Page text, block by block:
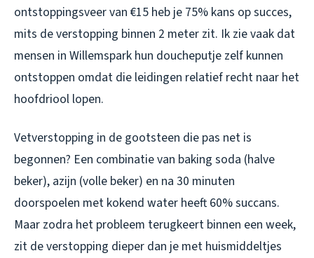
ontstoppingsveer van €15 heb je 75% kans op succes,
mits de verstopping binnen 2 meter zit. Ik zie vaak dat
mensen in Willemspark hun doucheputje zelf kunnen
ontstoppen omdat die leidingen relatief recht naar het
hoofdriool lopen.
Vetverstopping in de gootsteen die pas net is
begonnen? Een combinatie van baking soda (halve
beker), azijn (volle beker) en na 30 minuten
doorspoelen met kokend water heeft 60% succans.
Maar zodra het probleem terugkeert binnen een week,
zit de verstopping dieper dan je met huismiddeltjes